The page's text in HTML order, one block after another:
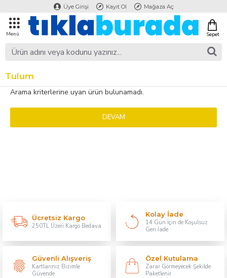
Üye Girişi Kayıt Ol Mağaza Aç
Tulum
Arama kriterlerine uyan ürün bulunamadı.
DEVAM
Ücretsiz Kargo
250TL Üzeri Kargo Bedava
Kolay İade
14 Gün İçin de Koşulsuz
Geri İade
Güvenli Alışveriş
Kartlarınız Bizimle
Güvende
Özel Kutulama
Zarar Görmeyecek Şekilde
Paketlenir